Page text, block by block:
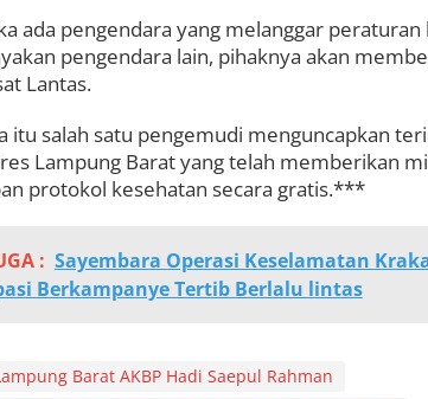
m
p
u
n
B
a
a
ada pengendara yang melanggar peraturan
pengendara lain, pihaknya akan
Lantas.
itu salah satu pengemudi menguncapkan
Lampung Barat yang telah memberikan
protokol kesehatan secara gratis.***
: Sayembara Operasi Keselamatan
Berkampanye Tertib Berlalu lintas
Barat AKBP Hadi Saepul Rahman